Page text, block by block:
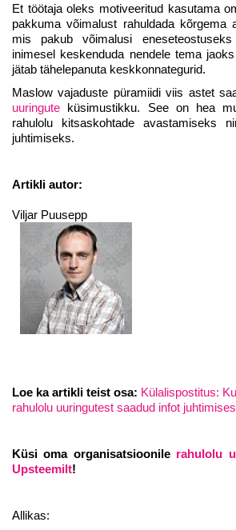
Et töötaja oleks motiveeritud kasutama
pakkuma võimalust rahuldada kõrgema
mis pakub võimalusi
inimesel keskenduda nendele tema
jätab tähelepanuta keskkonnategurid.
Maslow vajaduste püramiidi viis astet
uuringute küsimustikku. See on hea
rahulolu kitsaskohtade avastamiseks
juhtimiseks.
Artikli autor:
Viljar Puusepp
Loe ka artikli teist osa: Külalispostitus:
rahulolu uuringutest saadud infot
Küsi oma organisatsioonile rahulolu
Upsteemilt!
Allikas: